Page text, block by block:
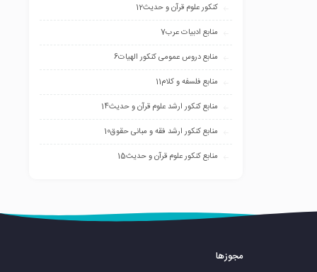
کنکور علوم قرآن و حدیث12
منابع ادبیات عرب7
منابع دروس عمومی کنکور الهیات6
منابع فلسفه و کلام11
منابع کنکور ارشد علوم قرآن و حدیث14
منابع کنکور ارشد فقه و مبانی حقوق10
منابع کنکور علوم قرآن و حدیث15
مجوزها